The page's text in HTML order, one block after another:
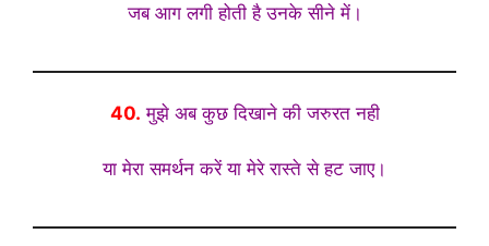
जब आग लगी होती है उनके सीने में।
40. मुझे अब कुछ दिखाने की जरुरत नही
या मेरा समर्थन करें या मेरे रास्ते से हट जाए।